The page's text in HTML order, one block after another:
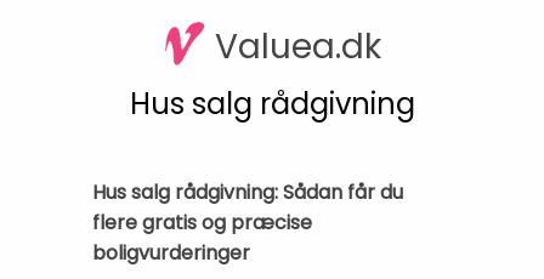
Valuea.dk
Hus salg rådgivning
Hus salg rådgivning: Sådan får du
flere gratis og præcise
boligvurderinger